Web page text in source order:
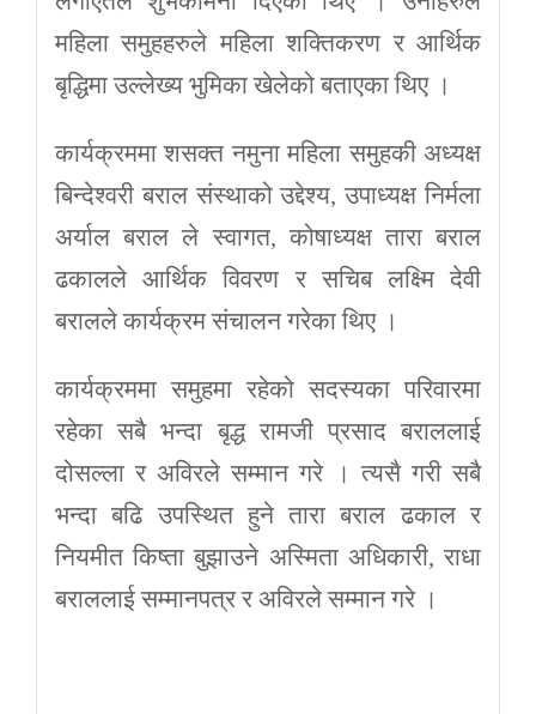
महिला समुहहरुले महिला शक्तिकरण र आर्थिक
बृद्धिमा उल्लेख्य भुमिका खेलेको बताएका थिए ।
कार्यक्रममा शसक्त नमुना महिला समुहकी अध्यक्ष
बिन्देश्वरी बराल संस्थाको उद्देश्य, उपाध्यक्ष निर्मला
अर्याल बराल ले स्वागत, कोषाध्यक्ष तारा बराल
ढकालले आर्थिक विवरण र सचिब लक्ष्मि देवी
बरालले कार्यक्रम संचालन गरेका थिए ।
कार्यक्रममा समुहमा रहेको सदस्यका परिवारमा
रहेका सबै भन्दा बृद्ध रामजी प्रसाद बराललाई
दोसल्ला र अविरले सम्मान गरे । त्यसै गरी सबै
भन्दा बढि उपस्थित हुने तारा बराल ढकाल र
नियमीत किष्ता बुझाउने अस्मिता अधिकारी, राधा
बराललाई सम्मानपत्र र अविरले सम्मान गरे ।